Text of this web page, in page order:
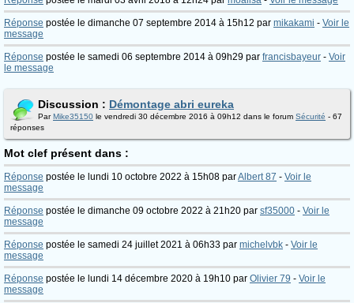
Réponse postée le dimanche 07 septembre 2014 à 15h12 par mikakami - Voir le
message
Réponse postée le samedi 06 septembre 2014 à 09h29 par francisbayeur - Voir
le message
Discussion : Démontage abri eureka
ParMike35150 le vendredi 30 décembre 2016 à 09h12 dans le forum Sécurité - 67
réponses
Mot clef présent dans :
Réponse postée le lundi 10 octobre 2022 à 15h08 parAlbert 87 - Voir le
message
Réponse postée le dimanche 09 octobre 2022 à 21h20 par sf35000 - Voir le
message
Réponse postée le samedi 24 juillet 2021 à 06h33 par michelvbk - Voir le
message
Réponse postée le lundi 14 décembre 2020 à 19h10 par Olivier 79 - Voir le
message